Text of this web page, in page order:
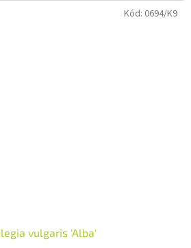
vulgaris 'Alba'
Kód: 0694/K9